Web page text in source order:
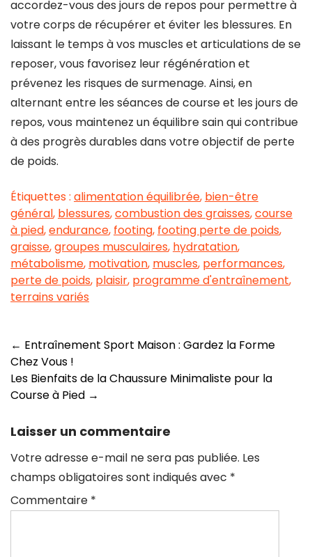
accordez-vous des jours de repos pour permettre à
votre corps de récupérer et éviter les blessures. En
laissant le temps à vos muscles et articulations de se
reposer, vous favorisez leur régénération et
prévenez les risques de surmenage. Ainsi, en
alternant entre les séances de course et les jours de
repos, vous maintenez un équilibre sain qui contribue
à des progrès durables dans votre objectif de perte
de poids.
Étiquettes : alimentation équilibrée, bien-être
général, blessures,combustion des graisses,course
à pied,endurance, footing, footing perte de poids,
graisse,groupes musculaires, hydratation,
métabolisme, motivation, muscles, performances,
perte de poids, plaisir, programme d'entraînement,
terrains variés
Navigation
des
articles
← Entraînement Sport Maison : Gardez la Forme
Chez Vous !
Les Bienfaits de la Chaussure Minimaliste pour la
Course à Pied →
Laisser un commentaire
Votre adresse e-mail ne sera pas publiée. Les
champs obligatoires sont indiqués avec *
Commentaire *